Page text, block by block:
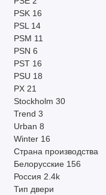
PSK 16
PSL 14
PSM 11
PSN 6
PST 16
PSU 18
PX 21
Stockholm 30
Trend 3
Urban 8
Winter 16
Страна производства
Белорусские 156
Россия 2.4k
Тип двери